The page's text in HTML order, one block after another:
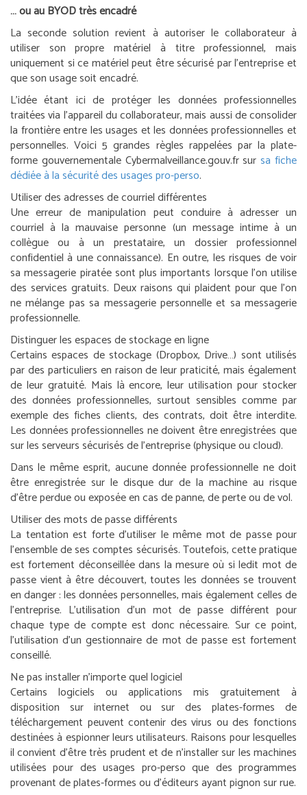
… ou au BYOD très encadré
La seconde solution revient à autoriser le collaborateur à
utiliser son propre matériel à titre professionnel, mais
uniquement si ce matériel peut être sécurisé par l’entreprise et
que son usage soit encadré.
L’idée étant ici de protéger les données professionnelles
traitées via l’appareil du collaborateur, mais aussi de consolider
la frontière entre les usages et les données professionnelles et
personnelles. Voici 5 grandes règles rappelées par la plate-
forme gouvernementale Cybermalveillance.gouv.fr sursa fiche
dédiée à la sécurité des usages pro-perso.
Utiliser des adresses de courriel différentes
Une erreur de manipulation peut conduire à adresser un
courriel à la mauvaise personne (un message intime à un
collègue ou à un prestataire, un dossier professionnel
confidentiel à une connaissance). En outre, les risques de voir
sa messagerie piratée sont plus importants lorsque l’on utilise
des services gratuits. Deux raisons qui plaident pour que l’on
ne mélange pas sa messagerie personnelle et sa messagerie
professionnelle.
Distinguer les espaces de stockage en ligne
Certains espaces de stockage (Dropbox, Drive…) sont utilisés
par des particuliers en raison de leur praticité, mais également
de leur gratuité. Mais là encore, leur utilisation pour stocker
des données professionnelles, surtout sensibles comme par
exemple des fiches clients, des contrats, doit être interdite.
Les données professionnelles ne doivent être enregistrées que
sur les serveurs sécurisés de l’entreprise (physique ou cloud).
Dans le même esprit, aucune donnée professionnelle ne doit
être enregistrée sur le disque dur de la machine au risque
d’être perdue ou exposée en cas de panne, de perte ou de vol.
Utiliser des mots de passe différents
La tentation est forte d’utiliser le même mot de passe pour
l’ensemble de ses comptes sécurisés. Toutefois, cette pratique
est fortement déconseillée dans la mesure où si ledit mot de
passe vient à être découvert, toutes les données se trouvent
en danger : les données personnelles, mais également celles de
l’entreprise. L’utilisation d’un mot de passe différent pour
chaque type de compte est donc nécessaire. Sur ce point,
l’utilisation d’un gestionnaire de mot de passe est fortement
conseillé.
Ne pas installer n’importe quel logiciel
Certains logiciels ou applications mis gratuitement à
disposition sur internet ou sur des plates-formes de
téléchargement peuvent contenir des virus ou des fonctions
destinées à espionner leurs utilisateurs. Raisons pour lesquelles
il convient d’être très prudent et de n’installer sur les machines
utilisées pour des usages pro-perso que des programmes
provenant de plates-formes ou d’éditeurs ayant pignon sur rue.